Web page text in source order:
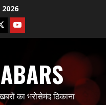
Youtube
का भरोसेमंद ठिकाना